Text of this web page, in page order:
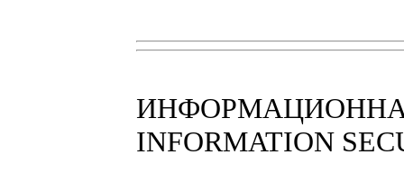
INFORMATION